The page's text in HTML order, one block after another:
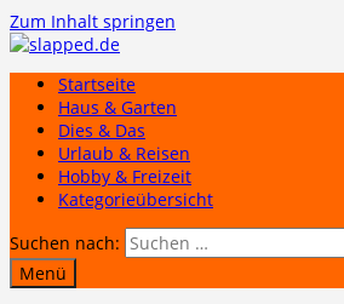
Zum Inhalt springen
Startseite
Haus & Garten
Dies & Das
Urlaub & Reisen
Hobby & Freizeit
Kategorieübersicht
Suchen nach:
Menü